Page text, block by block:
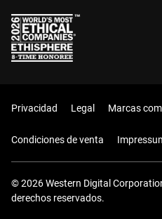
Privacidad Legal Marcas
Condiciones de venta
© 2026 Western Digital
derechos reservados.